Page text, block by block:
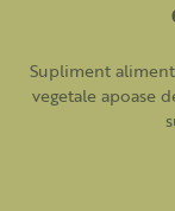
Supliment
vegetale apoase